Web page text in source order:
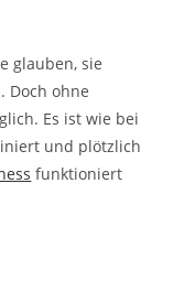
glauben, sie
Doch ohne
Es ist wie bei
und plötzlich
funktioniert